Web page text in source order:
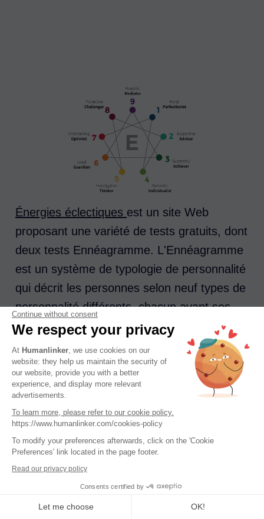
Énergies éclectiques est un site Web
proposant une variété de tests gratuits, dont
deux tests Ennéagramme. L'Ennéagramme
est un système de typologie de personnalité
qui décrit les personnes selon neuf types de
personnalité différents, chacun ayant ses
motivations, ses peurs et ses désirs
uniques.
Voici une brève description de ces neuf
types :
Le réformateur: Rationaliste, idéaliste,
exigeant et perfectionniste.
L'assistant
possessif et flatteur.
The Achiever
: Adaptable, excelle dans
Continue without consent
We respect your privacy
At Humanlinker , we use cookies on our
website: they help us maintain the security of
our website, provide you with a better
experience, and display more relevant
advertisements.
To learn more, please refer to our cookie policy.
https://www.humanlinker.com/cookies-policy
To modify your preferences afterwards, click on the 'Cookie
Preferences' link located in the page footer.
Read our privacy policy
Consents certified by
Let me choose OK!